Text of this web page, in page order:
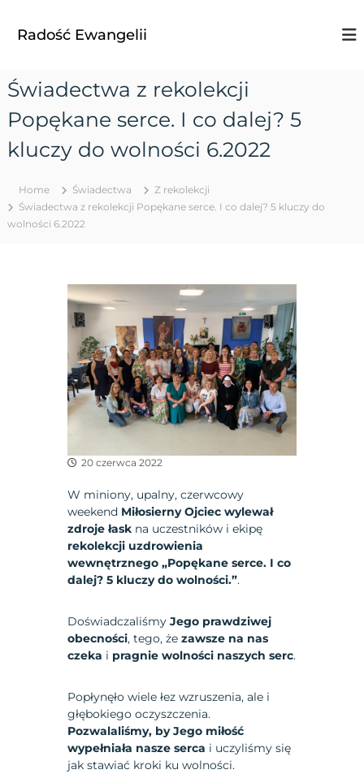
Radość Ewangelii
Świadectwa z rekolekcji
Popękane serce. I co dalej? 5
kluczy do wolności 6.2022
Home Świadectwa
Z rekolekcji
Świadectwa z rekolekcji Popękane serce. I co dalej? 5 kluczy do
wolności 6.2022
20 czerwca 2022
W miniony, upalny, czerwcowy
weekend Miłosierny Ojciec wylewał
zdroje łask na uczestników i ekipę
rekolekcji uzdrowienia
wewnętrznego „Popękane serce. I co
dalej? 5 kluczy do wolności.”.
DoświadczaliśmyJego prawdziwej
obecności, tego, żezawsze na nas
czeka i pragnie wolności naszych serc.
Popłynęło wiele łez wzruszenia, ale i
głębokiego oczyszczenia.
Pozwalaliśmy, by Jego miłość
wypełniała nasze serca i uczyliśmy się
jak stawiać kroki ku wolności.